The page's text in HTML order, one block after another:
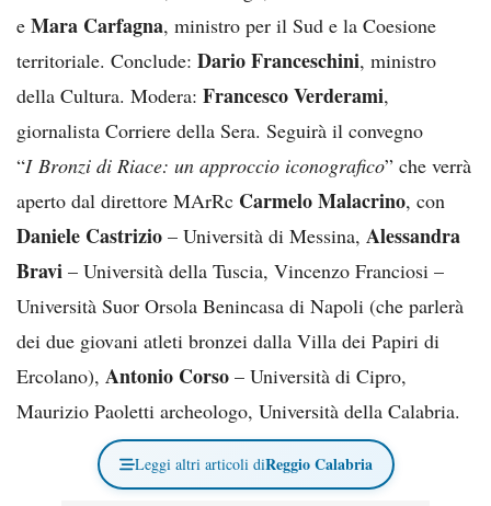
e Mara Carfagna, ministro per il Sud e la Coesione
territoriale. Conclude: Dario Franceschini, ministro
della Cultura. Modera: Francesco Verderami,
giornalista Corriere della Sera. Seguirà il convegno
“I Bronzi di Riace: un approccio iconografico” che verrà
aperto dal direttore MArRc Carmelo Malacrino, con
Daniele Castrizio – Università di Messina, Alessandra
Bravi – Università della Tuscia, Vincenzo Franciosi –
Università Suor Orsola Benincasa di Napoli (che parlerà
dei due giovani atleti bronzei dalla Villa dei Papiri di
Ercolano), Antonio Corso – Università di Cipro,
Maurizio Paoletti archeologo, Università della Calabria.
Leggi altri articoli diReggio Calabria